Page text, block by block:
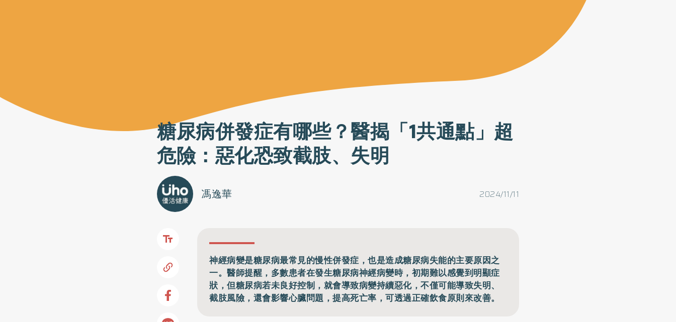
糖尿病併發症有哪些？醫揭「1共通點」超
危險：惡化恐致截肢、失明
2024/11/11
馮逸華
神經病變是糖尿病最常見的慢性併發症，也是造成糖尿病失能的主要原因之
一。醫師提醒，多數患者在發生糖尿病神經病變時，初期難以感覺到明顯症
狀，但糖尿病若未良好控制，就會導致病變持續惡化，不僅可能導致失明、
截肢風險，還會影響心臟問題，提高死亡率，可透過正確飲食原則來改善。